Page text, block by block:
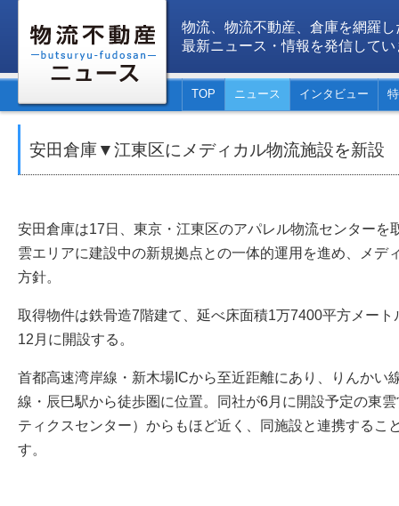
物流、物流不動産、倉庫を網羅し
最新ニュース・情報を発信してい
TOP ニュース インタビュー
安田倉庫▼江東区にメディカル物流施設を新設
安田倉庫は17日、東京・江東区のアパレル物流センターを
雲エリアに建設中の新規拠点との一体的運用を進め、メデ
方針。
取得物件は鉄骨造7階建て、延べ床面積1万7400平方メー
12月に開設する。
首都高速湾岸線・新木場ICから至近距離にあり、りんかい
線・辰巳駅から徒歩圏に位置。同社が6月に開設予定の東
ティクスセンター）からもほど近く、同施設と連携するこ
す。